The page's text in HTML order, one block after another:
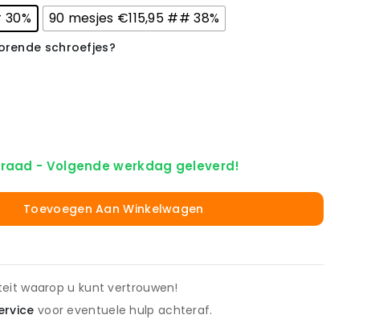
90 mesjes €115,95 ## 38%
schroefjes?
- Volgende werkdag geleverd!
Toevoegen Aan Winkelwagen
waarop u kunt vertrouwen!
voor eventuele hulp achteraf.